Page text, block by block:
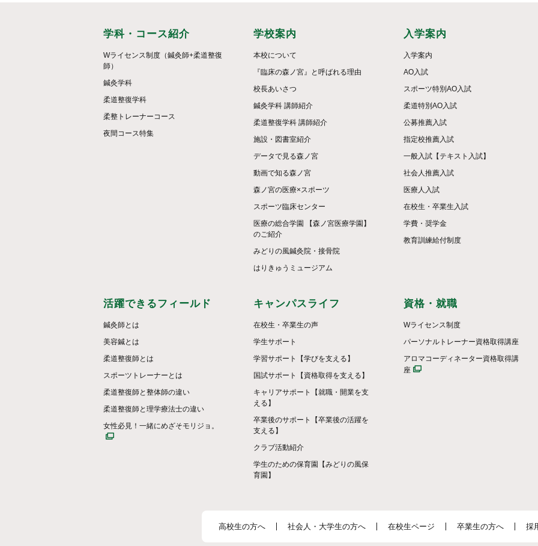
学科・コース紹介
Wライセンス制度（鍼灸師+柔道整復
師）
鍼灸学科
柔道整復学科
柔整トレーナーコース
夜間コース特集
学校案内
本校について
『臨床の森ノ宮』と呼ばれる理由
校長あいさつ
鍼灸学科 講師紹介
柔道整復学科 講師紹介
施設・図書室紹介
データで見る森ノ宮
動画で知る森ノ宮
森ノ宮の医療×スポーツ
スポーツ臨床センター
医療の総合学園 【森ノ宮医療学園】
のご紹介
みどりの風鍼灸院・接骨院
はりきゅうミュージアム
入学案内
入学案内
AO入試
スポーツ特別AO入試
柔道特別AO入試
公募推薦入試
指定校推薦入試
一般入試【テキスト入試】
社会人推薦入試
医療人入試
在校生・卒業生入試
学費・奨学金
教育訓練給付制度
活躍できるフィールド
鍼灸師とは
美容鍼とは
柔道整復師とは
スポーツトレーナーとは
柔道整復師と整体師の違い
柔道整復師と理学療法士の違い
女性必見！一緒にめざそモリジョ。
キャンパスライフ
在校生・卒業生の声
学生サポート
学習サポート【学びを支える】
国試サポート【資格取得を支える】
キャリアサポート【就職・開業を支
える】
卒業後のサポート【卒業後の活躍を
支える】
クラブ活動紹介
学生のための保育園【みどりの風保
育園】
資格・就職
Wライセンス制度
パーソナルトレーナー資格取得講座
アロマコーディネーター資格取得講
座
高校生の方へ 社会人・大学生の方へ 在校生ページ 卒業生の方へ 採